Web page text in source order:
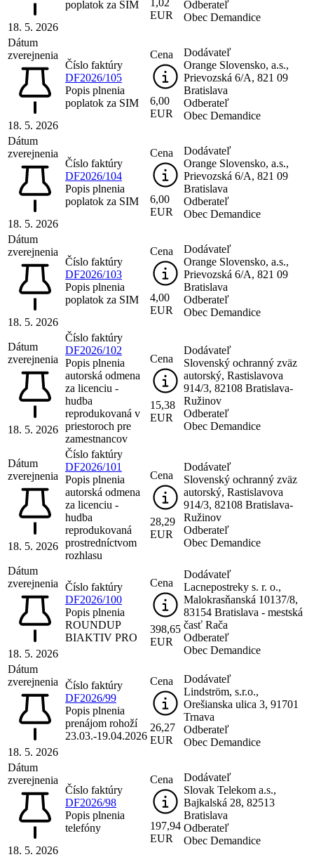
18. 5. 2026
poplatok za SIM
EUR
Odberateľ
Obec Demandice
Dátum
zverejnenia
18. 5. 2026
Číslo faktúry
DF2026/105
Popis plnenia
poplatok za SIM
Cena
6,00
EUR
Dodávateľ
Orange Slovensko, a.s.,
Prievozská 6/A, 821 09
Bratislava
Odberateľ
Obec Demandice
Dátum
zverejnenia
18. 5. 2026
Číslo faktúry
DF2026/104
Popis plnenia
poplatok za SIM
Cena
6,00
EUR
Dodávateľ
Orange Slovensko, a.s.,
Prievozská 6/A, 821 09
Bratislava
Odberateľ
Obec Demandice
Dátum
zverejnenia
18. 5. 2026
Číslo faktúry
DF2026/103
Popis plnenia
poplatok za SIM
Cena
4,00
EUR
Dodávateľ
Orange Slovensko, a.s.,
Prievozská 6/A, 821 09
Bratislava
Odberateľ
Obec Demandice
Dátum
zverejnenia
18. 5. 2026
Číslo faktúry
DF2026/102
Popis plnenia
autorská odmena
za licenciu -
hudba
reprodukovaná v
priestoroch pre
zamestnancov
Cena
15,38
EUR
Dodávateľ
Slovenský ochranný zväz
autorský, Rastislavova
914/3, 82108 Bratislava-
Ružinov
Odberateľ
Obec Demandice
Dátum
zverejnenia
18. 5. 2026
Číslo faktúry
DF2026/101
Popis plnenia
autorská odmena
za licenciu -
hudba
reprodukovaná
prostredníctvom
rozhlasu
Cena
28,29
EUR
Dodávateľ
Slovenský ochranný zväz
autorský, Rastislavova
914/3, 82108 Bratislava-
Ružinov
Odberateľ
Obec Demandice
Dátum
zverejnenia
18. 5. 2026
Číslo faktúry
DF2026/100
Popis plnenia
ROUNDUP
BIAKTIV PRO
Cena
398,65
EUR
Dodávateľ
Lacnepostreky s. r. o.,
Malokrasňanská 10137/8,
83154 Bratislava - mestská
časť Rača
Odberateľ
Obec Demandice
Dátum
zverejnenia
18. 5. 2026
Číslo faktúry
DF2026/99
Popis plnenia
prenájom rohoží
23.03.-19.04.2026
Cena
26,27
EUR
Dodávateľ
Lindström, s.r.o.,
Orešianska ulica 3, 91701
Trnava
Odberateľ
Obec Demandice
Dátum
zverejnenia
18. 5. 2026
Číslo faktúry
DF2026/98
Popis plnenia
telefóny
Cena
197,94
EUR
Dodávateľ
Slovak Telekom a.s.,
Bajkalská 28, 82513
Bratislava
Odberateľ
Obec Demandice